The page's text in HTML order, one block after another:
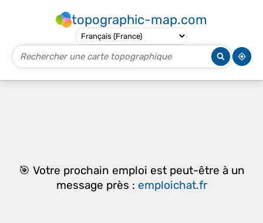
topographic-map.com
🎯 Votre prochain emploi est peut-être à un
message près : emploichat.fr